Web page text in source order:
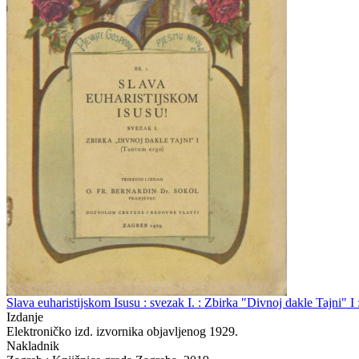
Slava euharistijskom Isusu : svezak I. : Zbirka "Divnoj dakle Tajni"
Izdanje
Elektroničko izd. izvornika objavljenog 1929.
Nakladnik